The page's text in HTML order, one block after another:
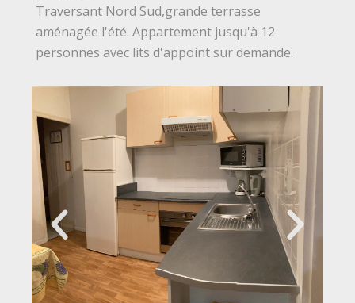
Traversant Nord Sud,grande terrasse
aménagée l'été. Appartement jusqu'à 12
personnes avec lits d'appoint sur demande.